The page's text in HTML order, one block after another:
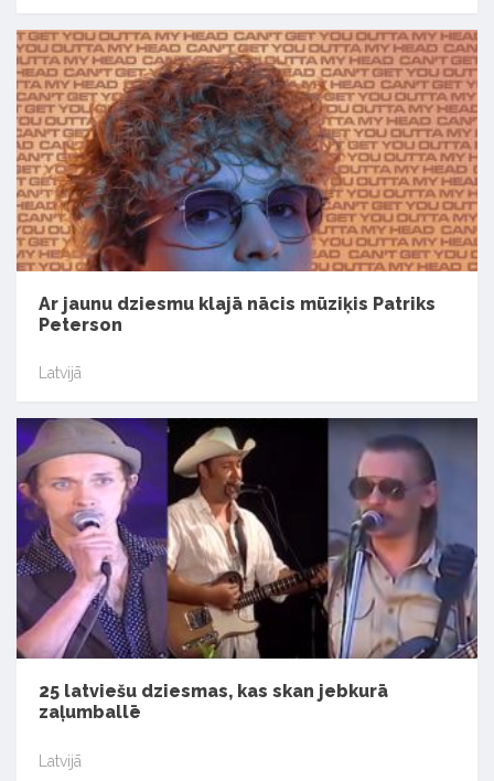
Ar jaunu dziesmu klajā nācis mūziķis Patriks
Peterson
Latvijā
25 latviešu dziesmas, kas skan jebkurā
zaļumballē
Latvijā